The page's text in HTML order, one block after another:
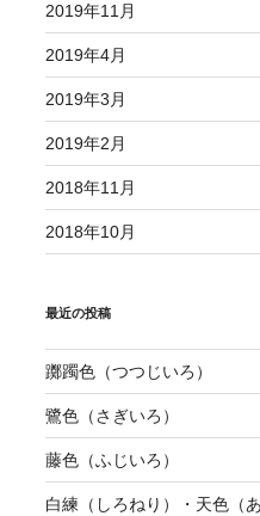
2019年11月
2019年4月
2019年3月
2019年2月
2018年11月
2018年10月
最近の投稿
躑躅色（つつじいろ）
鷺色（さぎいろ）
藤色（ふじいろ）
白練（しろねり）・天色（あ